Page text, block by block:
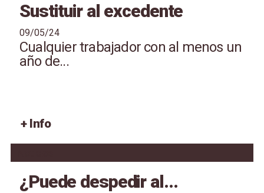
Sustituir al excedente
09/05/24
Cualquier trabajador con al menos un
año de...
+ Info
¿Puede despedir al...